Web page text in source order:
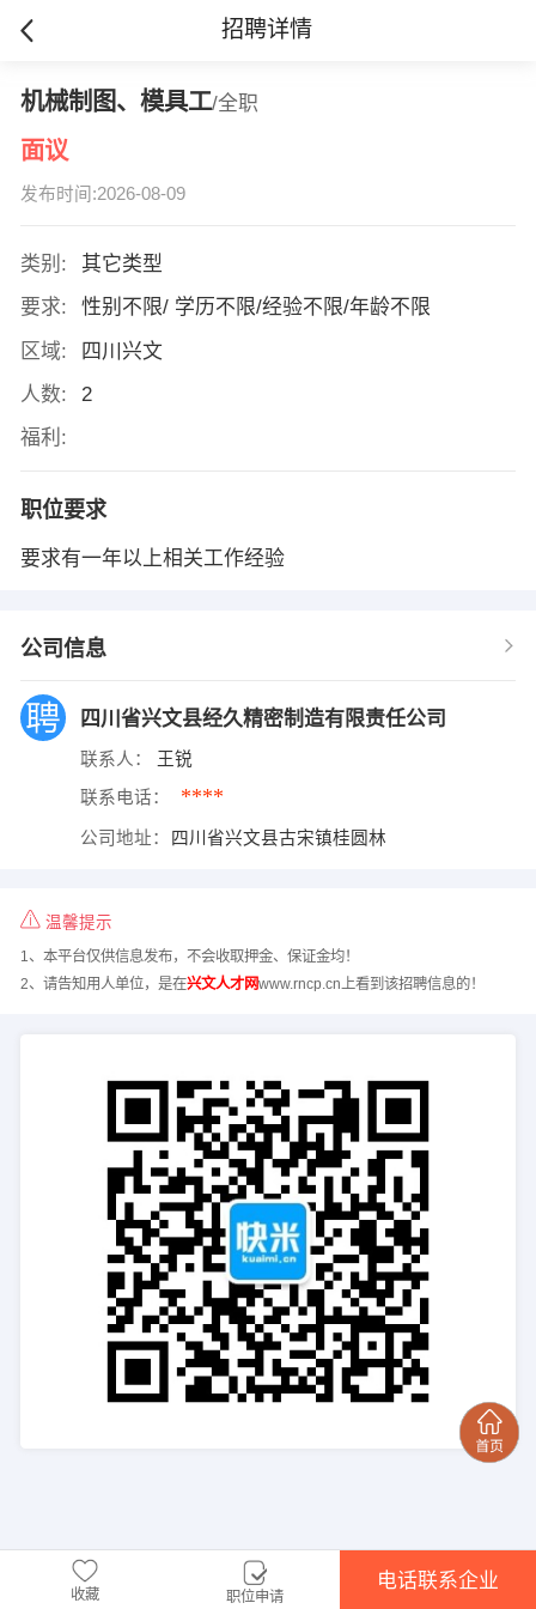
招聘详情
机械制图、模具工/全职
面议
发布时间:2026-08-09
类别:
其它类型
要求:
性别不限/ 学历不限/经验不限/年龄不限
区域:
四川兴文
人数:
2
福利:
职位要求
要求有一年以上相关工作经验
公司信息
四川省兴文县经久精密制造有限责任公司
联系人： 王锐
联系电话： ****
公司地址： 四川省兴文县古宋镇桂圆林
温馨提示
1、本平台仅供信息发布，不会收取押金、保证金均！
2、请告知用人单位，是在兴文人才网www.rncp.cn上看到该招聘信息的！
收藏 职位申请
电话联系企业